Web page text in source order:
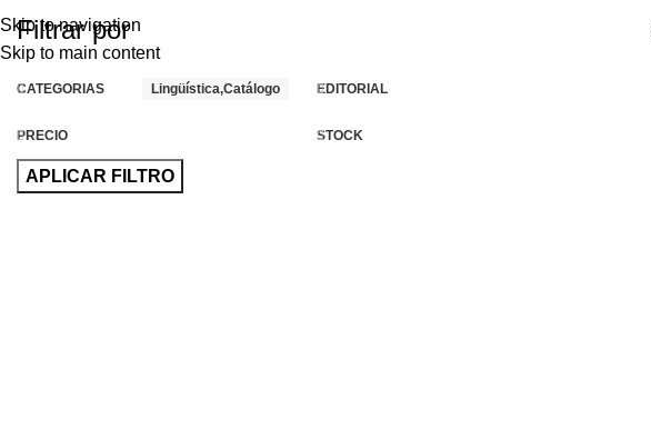
Skip to navigation
Skip to main content
Filtrar por
CATEGORIAS Lingüística,Catálogo EDITORIAL
PRECIO STOCK
APLICAR FILTRO